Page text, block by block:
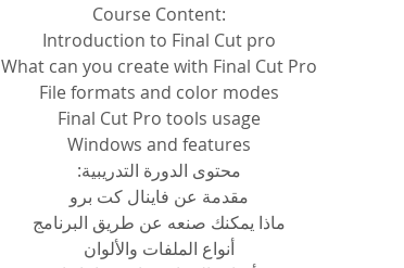
Course Content:
Introduction to Final Cut pro
What can you create with Final Cut Pro
File formats and color modes
Final Cut Pro tools usage
Windows and features
محتوى الدورة التدريبية:
مقدمة عن فاينال كت برو
ماذا يمكنك صنعه عن طريق البرنامج
أنواع الملفات والألوان